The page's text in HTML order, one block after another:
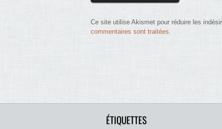
Ce site utilise Akismet pour réduire les
commentaires sont traitées
ÉTIQUETTES